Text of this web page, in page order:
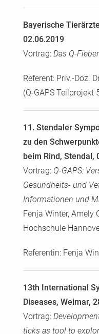
Bayerische
02.06.2019
Vortrag: Das Q-
Referent: Priv.-Doz.
(Q-GAPS Teilprojekt
11. Stendaler
zu den
beim Rind, Stendal,
Vortrag: Q-GAPS:
Gesundheits- und
Informationen und
Fenja Winter, Amely
Hochschule
Referentin: Fenja
13th International
Diseases, Weimar,
Vortrag:
ticks as tool to